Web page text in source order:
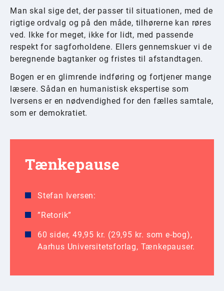
Man skal sige det, der passer til situationen, med de
rigtige ordvalg og på den måde, tilhørerne kan røres
ved. Ikke for meget, ikke for lidt, med passende
respekt for sagforholdene. Ellers gennemskuer vi de
beregnende bagtanker og fristes til afstandtagen.
Bogen er en glimrende indføring og fortjener mange
læsere. Sådan en humanistisk ekspertise som
Iversens er en nødvendighed for den fælles samtale,
som er demokratiet.
Tænkepause
Stefan Iversen:
”Retorik”
60 sider, 49,95 kr. (29,95 kr. som e-bog),
Aarhus Universitetsforlag, Tænkepauser.